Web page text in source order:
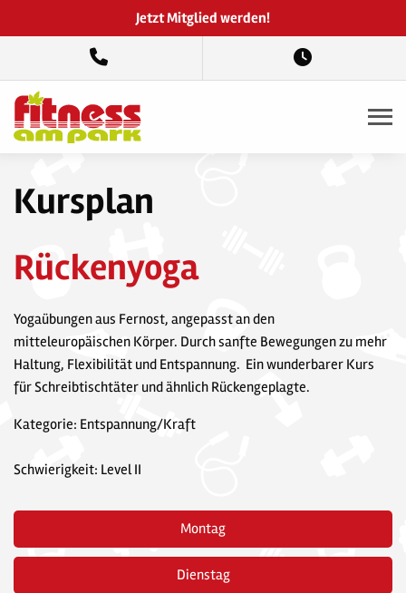
Jetzt Mitglied werden!
Kursplan
Rückenyoga
Yogaübungen aus Fernost, angepasst an den
mitteleuropäischen Körper. Durch sanfte Bewegungen zu mehr
Haltung, Flexibilität und Entspannung. Ein wunderbarer Kurs
für Schreibtischtäter und ähnlich Rückengeplagte.
Kategorie: Entspannung/Kraft
Schwierigkeit: Level II
Montag
Dienstag